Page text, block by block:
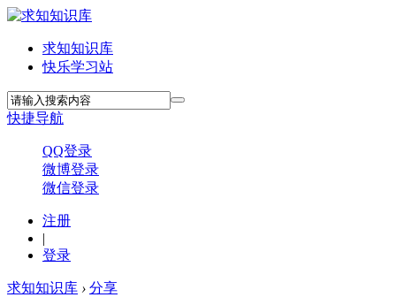
求知知识库
快乐学习站
快捷导航
QQ登录
微博登录
微信登录
注册
|
登录
求知知识库 › 分享